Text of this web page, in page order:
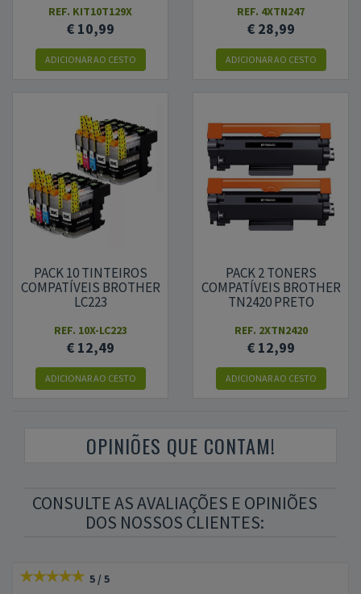
REF. KIT10T129X
€ 10,99
ADICIONAR AO CESTO
REF. 4XTN247
€ 28,99
ADICIONAR AO CESTO
PACK 10 TINTEIROS
COMPATÍVEIS BROTHER
LC223
REF. 10X-LC223
€ 12,49
ADICIONAR AO CESTO
PACK 2 TONERS
COMPATÍVEIS BROTHER
TN2420 PRETO
REF. 2XTN2420
€ 12,99
ADICIONAR AO CESTO
OPINIÕES QUE CONTAM!
CONSULTE AS AVALIAÇÕES E OPINIÕES
DOS NOSSOS CLIENTES:
5 / 5